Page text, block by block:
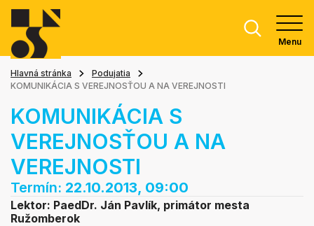
Menu
Hlavná stránka
Podujatia
KOMUNIKÁCIA S VEREJNOSŤOU A NA VEREJNOSTI
KOMUNIKÁCIA S
VEREJNOSŤOU A NA
VEREJNOSTI
Termín: 22.10.2013, 09:00
Lektor: PaedDr. Ján Pavlík, primátor mesta
Ružomberok